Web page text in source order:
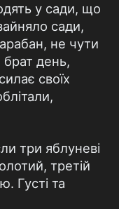
у сади, що
сади,
не чути
день,
своїх
три яблуневі
третій
Густі та